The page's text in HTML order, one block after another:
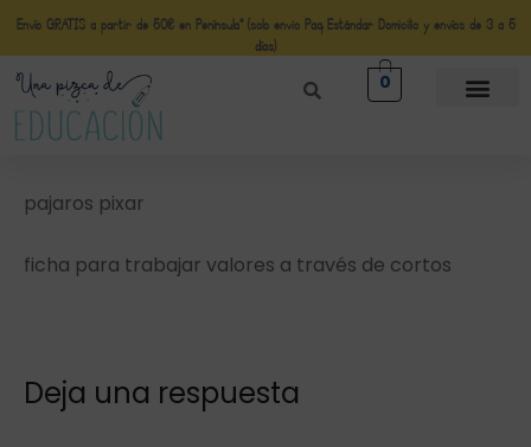
Envío GRATIS a partir de 50€ en Península* (solo envio Paq Estándar Domicilio y envíos de 3 a 5
días)
0
pajaros pixar
ficha para trabajar valores a través de cortos
Deja una respuesta